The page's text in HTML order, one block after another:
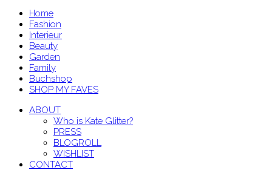
Home
Fashion
Interieur
Beauty
Garden
Family
Buchshop
SHOP MY FAVES
ABOUT
Who is Kate Glitter?
PRESS
BLOGROLL
WISHLIST
CONTACT